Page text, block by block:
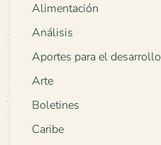
Alimentación
Análisis
Aportes para el desarrollo
Arte
Boletines
Caribe